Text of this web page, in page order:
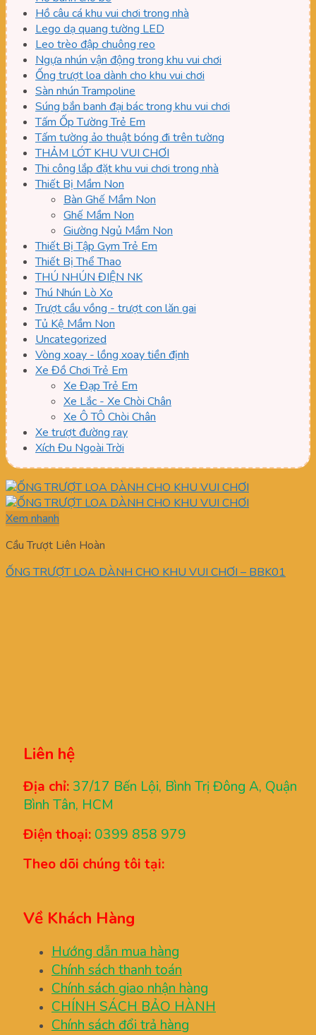
Hồ câu cá khu vui chơi trong nhà
Lego dạ quang tường LED
Leo trèo đập chuông reo
Ngựa nhún vận động trong khu vui chơi
Ống trượt loa dành cho khu vui chơi
Sàn nhún Trampoline
Súng bắn banh đại bác trong khu vui chơi
Tấm Ốp Tường Trẻ Em
Tấm tường ảo thuật bóng đi trên tường
THẢM LÓT KHU VUI CHƠI
Thi công lắp đặt khu vui chơi trong nhà
Thiết Bị Mầm Non
Bàn Ghế Mầm Non
Ghế Mầm Non
Giường Ngủ Mầm Non
Thiết Bị Tập Gym Trẻ Em
Thiết Bị Thể Thao
THÚ NHÚN ĐIỆN NK
Thú Nhún Lò Xo
Trượt cầu vồng - trượt con lăn gai
Tủ Kệ Mầm Non
Uncategorized
Vòng xoay - lồng xoay tiền định
Xe Đồ Chơi Trẻ Em
Xe Đạp Trẻ Em
Xe Lắc - Xe Chòi Chân
Xe Ô TÔ Chòi Chân
Xe trượt đường ray
Xích Đu Ngoài Trời
Xem nhanh
Cầu Trượt Liên Hoàn
ỐNG TRƯỢT LOA DÀNH CHO KHU VUI CHƠI – BBK01
Liên hệ
Địa chỉ: 37/17 Bến Lội, Bình Trị Đông A, Quận
Bình Tân, HCM
Điện thoại: 0399 858 979
Theo dõi chúng tôi tại:
Về Khách Hàng
Hướng dẫn mua hàng
Chính sách thanh toán
Chính sách giao nhận hàng
CHÍNH SÁCH BẢO HÀNH
Chính sách đổi trả hàng